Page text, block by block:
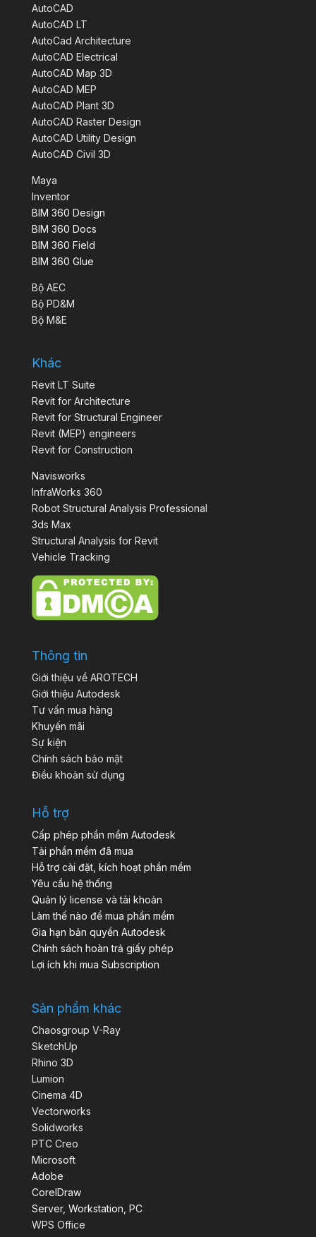
AutoCAD
AutoCAD LT
AutoCad Architecture
AutoCAD Electrical
AutoCAD Map 3D
AutoCAD MEP
AutoCAD Plant 3D
AutoCAD Raster Design
AutoCAD Utility Design
AutoCAD Civil 3D
Maya
Inventor
BIM 360 Design
BIM 360 Docs
BIM 360 Field
BIM 360 Glue
Bộ AEC
Bộ PD&M
Bộ M&E
Khác
Revit LT Suite
Revit for Architecture
Revit for Structural Engineer
Revit (MEP) engineers
Revit for Construction
Navisworks
InfraWorks 360
Robot Structural Analysis Professional
3ds Max
Structural Analysis for Revit
Vehicle Tracking
Thông tin
Giới thiệu về AROTECH
Giới thiệu Autodesk
Tư vấn mua hàng
Khuyến mãi
Sự kiện
Chính sách bảo mật
Điều khoản sử dụng
Hỗ trợ
Cấp phép phần mềm Autodesk
Tải phần mềm đã mua
Hỗ trợ cài đặt, kích hoạt phần mềm
Yêu cầu hệ thống
Quản lý license và tài khoản
Làm thế nào để mua phần mềm
Gia hạn bản quyền Autodesk
Chính sách hoàn trả giấy phép
Lợi ích khi mua Subscription
Sản phẩm khác
Chaosgroup V-Ray
SketchUp
Rhino 3D
Lumion
Cinema 4D
Vectorworks
Solidworks
PTC Creo
Microsoft
Adobe
CorelDraw
Server, Workstation, PC
WPS Office